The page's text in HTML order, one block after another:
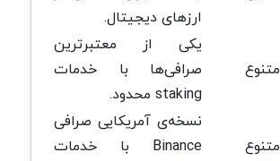
ارزهای دیجیتال.
متنوع
یکی از معتبرترین
صرافی‌ها با خدمات
staking محدود.
متنوع
نسخه‌ی آمریکایی صرافی
Binance با خدمات